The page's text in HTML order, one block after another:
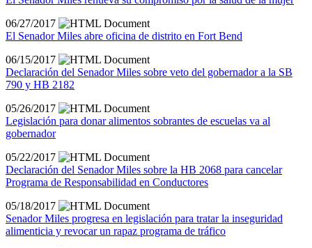
06/27/2017
El Senador Miles abre oficina de distrito en Fort Bend
06/15/2017
Declaración del Senador Miles sobre veto del gobernador a la SB
790 y HB 2182
05/26/2017
Legislación para donar alimentos sobrantes de escuelas va al
gobernador
05/22/2017
Declaración del Senador Miles sobre la HB 2068 para cancelar
Programa de Responsabilidad en Conductores
05/18/2017
Senador Miles progresa en legislación para tratar la inseguridad
alimenticia y revocar un rapaz programa de tráfico